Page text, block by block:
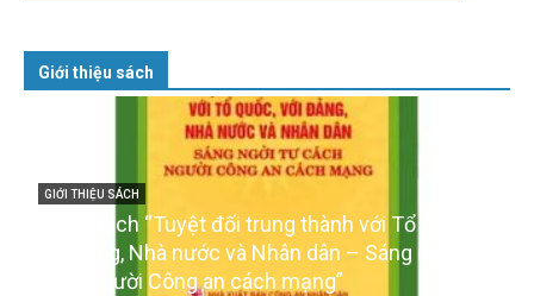
Giới thiệu sách
GIỚI THIỆU SÁCH
Ra mắt ba cuốn sách ảnh chào
của Đảng
với Tổ quốc,
– Sáng ngời tư